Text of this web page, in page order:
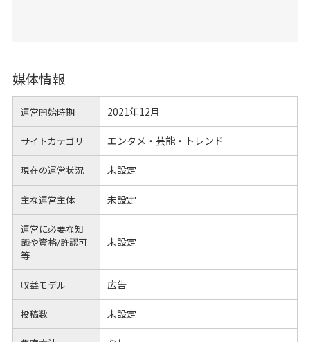
媒体情報
運営開始時期 2021年12月
サイトカテゴリ エンタメ・芸能・トレンド
現在の運営状況 未設定
主な運営主体 未設定
運営に必要な知
識や資格/許認可
等
未設定
収益モデル 広告
投稿数 未設定